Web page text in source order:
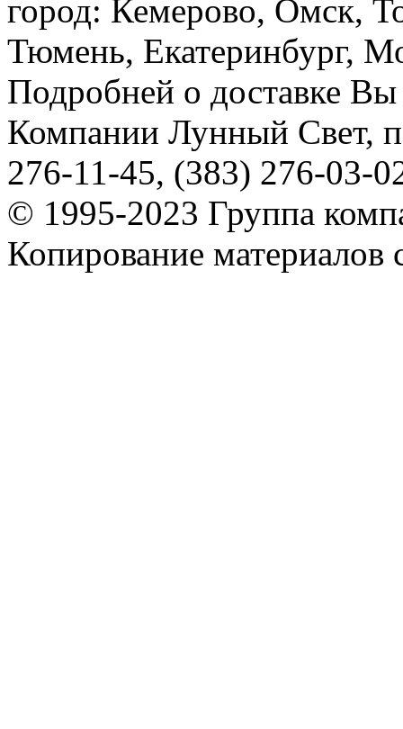
город: Кемерово, Омск,
Тюмень, Екатеринбург,
Подробней о доставке
Компании Лунный Свет,
276-11-45, (383) 276-03-
© 1995-2023 Группа
Копирование материалов